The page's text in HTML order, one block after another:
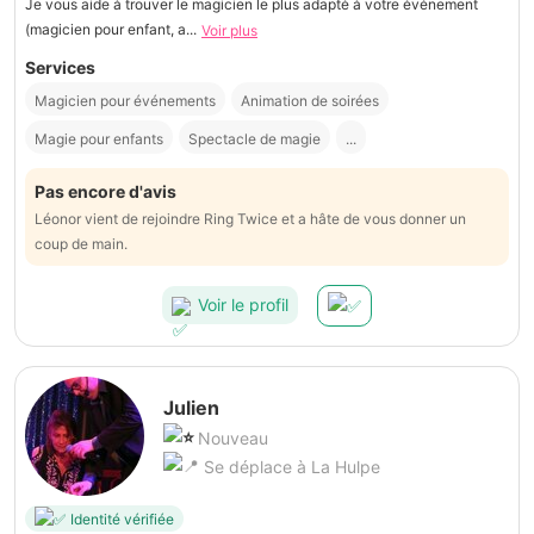
Je vous aide à trouver le magicien le plus adapté à votre événement
(magicien pour enfant, a... Voir plus
Services
Magicien pour événements Animation de soirées
Magie pour enfants Spectacle de magie ...
Pas encore d'avis
Léonor vient de rejoindre Ring Twice et a hâte de vous donner un
coup de main.
Voir le profil
Julien
Nouveau
Se déplace à La Hulpe
Identité vérifiée